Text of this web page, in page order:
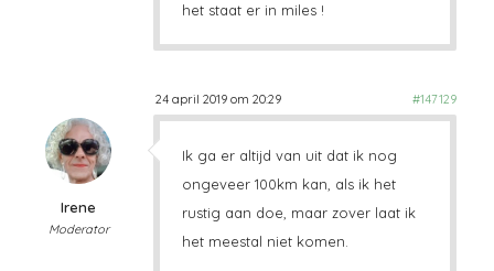
het staat er in miles !
24 april 2019 om 20:29 #147129
Irene
Moderator
Ik ga er altijd van uit dat ik nog
ongeveer 100km kan, als ik het
rustig aan doe, maar zover laat ik
het meestal niet komen.